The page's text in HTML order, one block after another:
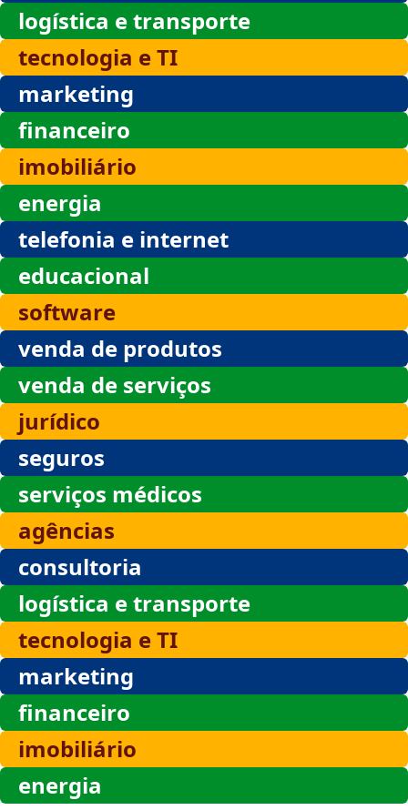
logística e transporte
tecnologia e TI
marketing
financeiro
imobiliário
energia
telefonia e internet
educacional
software
venda de produtos
venda de serviços
jurídico
seguros
serviços médicos
agências
consultoria
logística e transporte
tecnologia e TI
marketing
financeiro
imobiliário
energia